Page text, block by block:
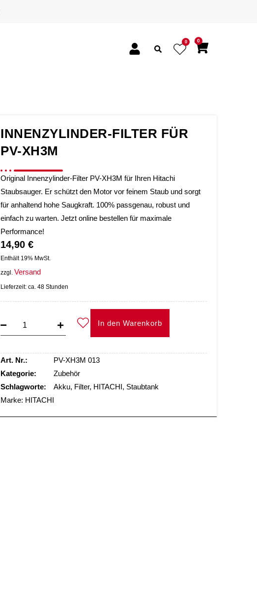
0 0
INNENZYLINDER-FILTER FÜR
PV-XH3M
Original Innenzylinder-Filter PV-XH3M für Ihren Hitachi
Staubsauger. Er schützt den Motor vor feinem Staub und sorgt
für anhaltend hohe Saugkraft. 100% passgenau, robust und
einfach zu warten. Jetzt online bestellen für maximale
Performance!
14,90 €
Enthält 19% MwSt.
zzgl. Versand
Lieferzeit: ca. 48 Stunden
In den Warenkorb
Art. Nr.:
PV-XH3M 013
Kategorie:
Zubehör
Schlagworte:
Akku, Filter, HITACHI, Staubtank
Marke: HITACHI